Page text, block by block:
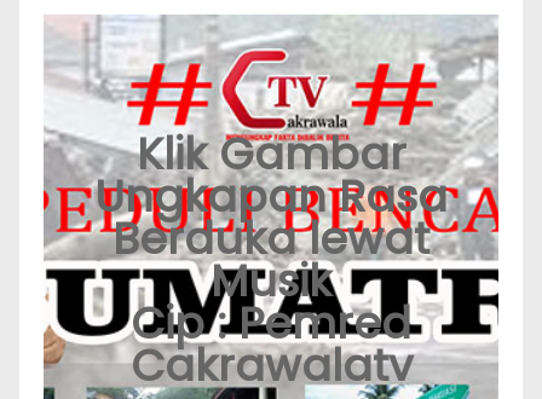
Klik Gambar
Ungkapan Rasa
Berduka lewat
Musik
Cip : Pemred
Cakrawalatv